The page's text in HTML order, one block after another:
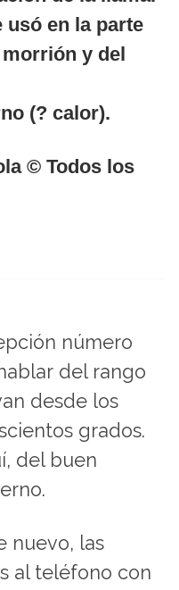
usó en la parte
y del
(? calor).
© Todos los
número
del rango
desde los
grados.
del buen
nuevo, las
al teléfono con